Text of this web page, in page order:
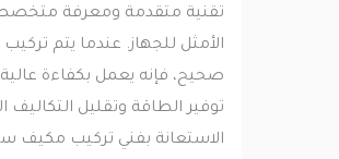
تقنية متقدمة ومعرفة متخصصة
الأمثل للجهاز. عندما يتم تركيب
صحيح، فإنه يعمل بكفاءة عالية،
توفير الطاقة وتقليل التكاليف
الاستعانة بفني تركيب مكيف